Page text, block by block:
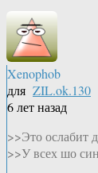
Xenophob
для ZIL.ok.130
6 лет назад
>>Это ослабит
>>У всех шо